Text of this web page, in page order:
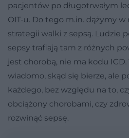
pacjentów po długotrwałym
OIT-u. Do tego m.in. dążymy
strategii walki z sepsą. Ludzie
sepsy trafiają tam z różnych
jest chorobą, nie ma kodu
wiadomo, skąd się bierze, ale
każdego, bez względu na to,
obciążony chorobami, czy
rozwinąć sepsę.